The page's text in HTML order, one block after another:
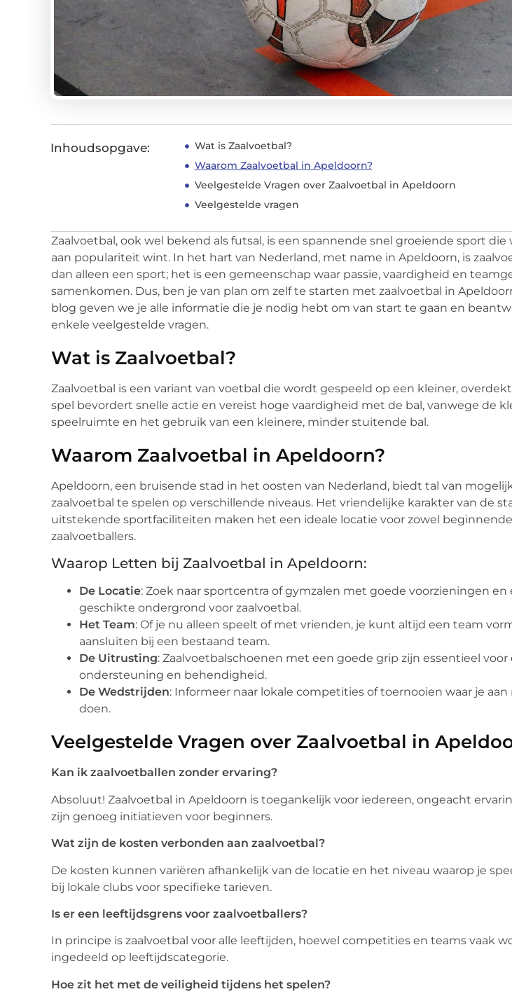
Inhoudsopgave:
Wat is Zaalvoetbal?
Waarom Zaalvoetbal in Apeldoorn?
Veelgestelde Vragen over Zaalvoetbal in Apeldoorn
Veelgestelde vragen
Zaalvoetbal, ook wel bekend als futsal, is een spannende snel groeiende sport die
aan populariteit wint. In het hart van Nederland, met name in Apeldoorn, is
dan alleen een sport; het is een gemeenschap waar passie, vaardigheid en
samenkomen. Dus, ben je van plan om zelf te starten met zaalvoetbal in
blog geven we je alle informatie die je nodig hebt om van start te gaan en
enkele veelgestelde vragen.
Wat is Zaalvoetbal?
Zaalvoetbal is een variant van voetbal die wordt gespeeld op een kleiner,
spel bevordert snelle actie en vereist hoge vaardigheid met de bal, vanwege de
speelruimte en het gebruik van een kleinere, minder stuitende bal.
Waarom Zaalvoetbal in Apeldoorn?
Apeldoorn, een bruisende stad in het oosten van Nederland, biedt tal van
zaalvoetbal te spelen op verschillende niveaus. Het vriendelijke karakter van de
uitstekende sportfaciliteiten maken het een ideale locatie voor zowel beginnende
zaalvoetballers.
Waarop Letten bij Zaalvoetbal in Apeldoorn:
De Locatie: Zoek naar sportcentra of gymzalen met goede voorzieningen en
geschikte ondergrond voor zaalvoetbal.
Het Team: Of je nu alleen speelt of met vrienden, je kunt altijd een team
aansluiten bij een bestaand team.
De Uitrusting: Zaalvoetbalschoenen met een goede grip zijn essentieel voor
ondersteuning en behendigheid.
De Wedstrijden: Informeer naar lokale competities of toernooien waar je
doen.
Veelgestelde Vragen over Zaalvoetbal in
Kan ik zaalvoetballen zonder ervaring?
Absoluut! Zaalvoetbal in Apeldoorn is toegankelijk voor iedereen, ongeacht
zijn genoeg initiatieven voor beginners.
Wat zijn de kosten verbonden aan zaalvoetbal?
De kosten kunnen variëren afhankelijk van de locatie en het niveau waarop je
bij lokale clubs voor specifieke tarieven.
Is er een leeftijdsgrens voor zaalvoetballers?
In principe is zaalvoetbal voor alle leeftijden, hoewel competities en teams vaak
ingedeeld op leeftijdscategorie.
Hoe zit het met de veiligheid tijdens het spelen?